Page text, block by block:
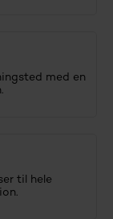
med en
til hele